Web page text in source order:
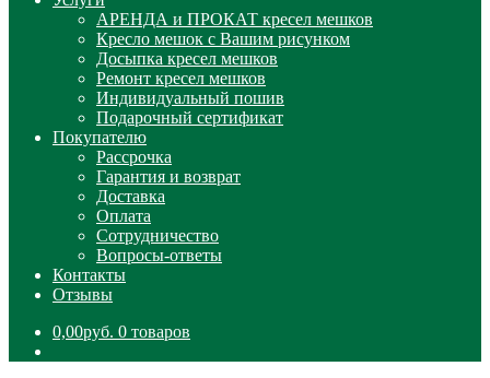
АРЕНДА и ПРОКАТ кресел мешков
Кресло мешок с Вашим рисунком
Досыпка кресел мешков
Ремонт кресел мешков
Индивидуальный пошив
Подарочный сертификат
Покупателю
Рассрочка
Гарантия и возврат
Доставка
Оплата
Сотрудничество
Вопросы-ответы
Контакты
Отзывы
0,00руб. 0 товаров